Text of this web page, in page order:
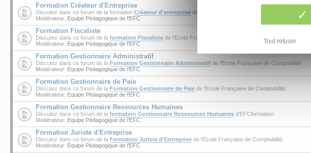
Formation Créateur d'Entreprise
Discutez dans ce forum de la formation Créateur d'entreprise de l'Ecole Française de Comptabilité.
Modérateur: Equipe Pédagogique de l'EFC
Formation Fiscaliste
Discutez dans ce forum de la formation Fiscaliste de l'Ecole Française de Comptabilité.
Modérateur: Equipe Pédagogique de l'EFC
Formation Gestionnaire Administratif
Discutez dans ce forum de la Formation Gestionnaire Administratif de l'Ecole Française de Comptabilité.
Modérateur: Equipe Pédagogique de l'EFC
Formation Gestionnaire de Paie
Discutez dans ce forum de la Formation Gestionnaire de Paie de l'Ecole Française de Comptabilité.
Modérateur: Equipe Pédagogique de l'EFC
Formation Gestionnaire Ressources Humaines
Discutez dans ce forum de la formation Gestionnaire Ressources Humaines d'EFCformation
Modérateur: Equipe Pédagogique de l'EFC
Formation Juriste d'Entreprise
Discutez dans ce forum de la Formation Juriste d'Entreprise de l'Ecole Française de Comptabilité.
Modérateur: Equipe Pédagogique de l'EFC
Tout refuser